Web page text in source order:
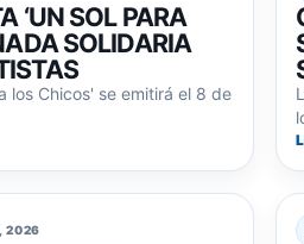
‘UN SOL PARA
SOLIDARIA
los Chicos' se emitirá el 8 de
2026